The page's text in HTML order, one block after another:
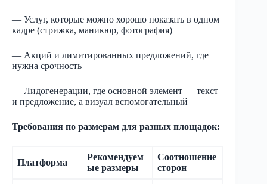
— Услуг, которые можно хорошо показать в одном
кадре (стрижка, маникюр, фотография)
— Акций и лимитированных предложений, где
нужна срочность
— Лидогенерации, где основной элемент — текст
и предложение, а визуал вспомогательный
Требования по размерам для разных площадок:
Платформа
Рекомендуем
ые размеры
Соотношение
сторон